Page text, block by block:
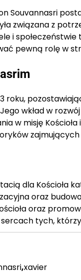
Souvannasri
związana z
i
pewną rolę w
roku,
wkład w
w misję
zajmujących
dla Kościoła
oraz
oraz
tych,
,xavier